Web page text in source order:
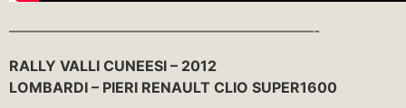
—————————————————————-
RALLY VALLI CUNEESI – 2012
LOMBARDI – PIERI RENAULT CLIO SUPER1600